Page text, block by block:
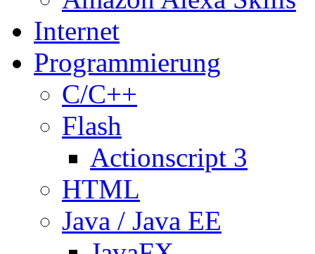
Internet
Programmierung
C/C++
Flash
Actionscript 3
HTML
Java / Java EE